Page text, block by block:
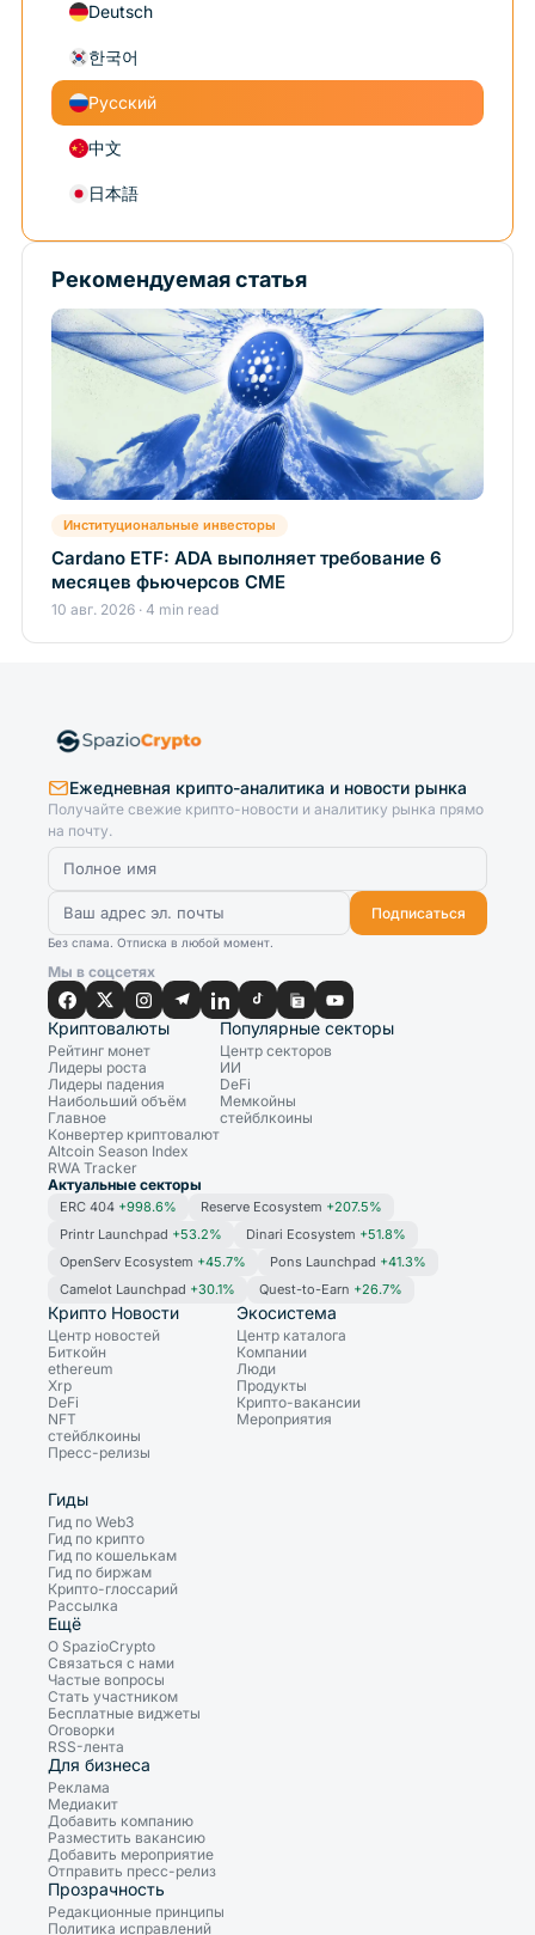
Deutsch
한국어
Русский
中文
日本語
Рекомендуемая статья
Институциональные инвесторы
Cardano ETF: ADA выполняет требование 6
месяцев фьючерсов CME
10 авг. 2026 · 4 min read
Ежедневная крипто-аналитика и новости рынка
Получайте свежие крипто-новости и аналитику рынка прямо
на почту.
Подписаться
Без спама. Отписка в любой момент.
Мы в соцсетях
Криптовалюты
Рейтинг монет
Лидеры роста
Лидеры падения
Наибольший объём
Главное
Конвертер криптовалют
Altcoin Season Index
RWA Tracker
Популярные секторы
Центр секторов
ИИ
DeFi
Мемкойны
стейблкоины
Актуальные секторы
ERC 404 +998.6% Reserve Ecosystem +207.5%
Printr Launchpad +53.2% Dinari Ecosystem +51.8%
OpenServ Ecosystem +45.7% Pons Launchpad +41.3%
Camelot Launchpad +30.1% Quest-to-Earn +26.7%
Крипто Новости
Центр новостей
Биткойн
ethereum
Xrp
DeFi
NFT
стейблкоины
Пресс-релизы
Экосистема
Центр каталога
Компании
Люди
Продукты
Крипто-вакансии
Мероприятия
Гиды
Гид по Web3
Гид по крипто
Гид по кошелькам
Гид по биржам
Крипто-глоссарий
Рассылка
Ещё
О SpazioCrypto
Связаться с нами
Частые вопросы
Стать участником
Бесплатные виджеты
Оговорки
RSS-лента
Для бизнеса
Реклама
Медиакит
Добавить компанию
Разместить вакансию
Добавить мероприятие
Отправить пресс-релиз
Прозрачность
Редакционные принципы
Политика исправлений